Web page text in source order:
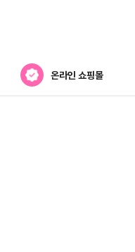
온라인 쇼핑몰